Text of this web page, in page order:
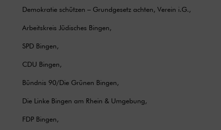
Demokratie schützen – Grundgesetz achten, Verein i.G.,
Arbeitskreis Jüdisches Bingen,
SPD Bingen,
CDU Bingen,
Bündnis 90/Die Grünen Bingen,
Die Linke Bingen am Rhein & Umgebung,
FDP Bingen,